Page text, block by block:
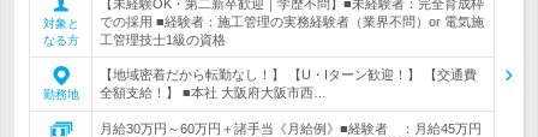
対象と
なる方
【未経験OK・第二新卒歓迎｜学歴不問】■未経験者：完全育成枠
での採用 ■経験者：施工管理の実務経験者（業界不問）or 電気施
工管理技士1級の資格
勤務地
【地域密着だから転勤なし！】 【U・Iターン歓迎！】 【交通費
全額支給！】 ■本社 大阪府大阪市西…
月給30万円～60万円＋諸手当《月給例》■経験者 ：月給45万円